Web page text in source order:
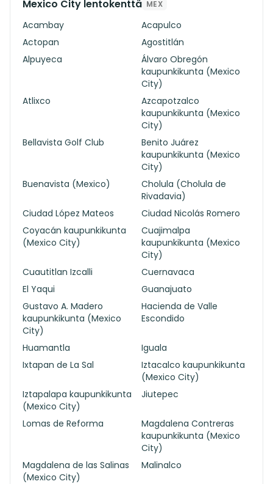
Mexico City lentokenttä MEX
Acambay
Acapulco
Actopan
Agostitlán
Alpuyeca
Álvaro Obregón
kaupunkikunta (Mexico
City)
Atlixco
Azcapotzalco
kaupunkikunta (Mexico
City)
Bellavista Golf Club
Benito Juárez
kaupunkikunta (Mexico
City)
Buenavista (Mexico)
Cholula (Cholula de
Rivadavia)
Ciudad López Mateos
Ciudad Nicolás Romero
Coyacán kaupunkikunta
(Mexico City)
Cuajimalpa
kaupunkikunta (Mexico
City)
Cuautitlan Izcalli
Cuernavaca
El Yaqui
Guanajuato
Gustavo A. Madero
kaupunkikunta (Mexico
City)
Hacienda de Valle
Escondido
Huamantla
Iguala
Ixtapan de La Sal
Iztacalco kaupunkikunta
(Mexico City)
Iztapalapa kaupunkikunta
(Mexico City)
Jiutepec
Lomas de Reforma
Magdalena Contreras
kaupunkikunta (Mexico
City)
Magdalena de las Salinas
(Mexico City)
Malinalco